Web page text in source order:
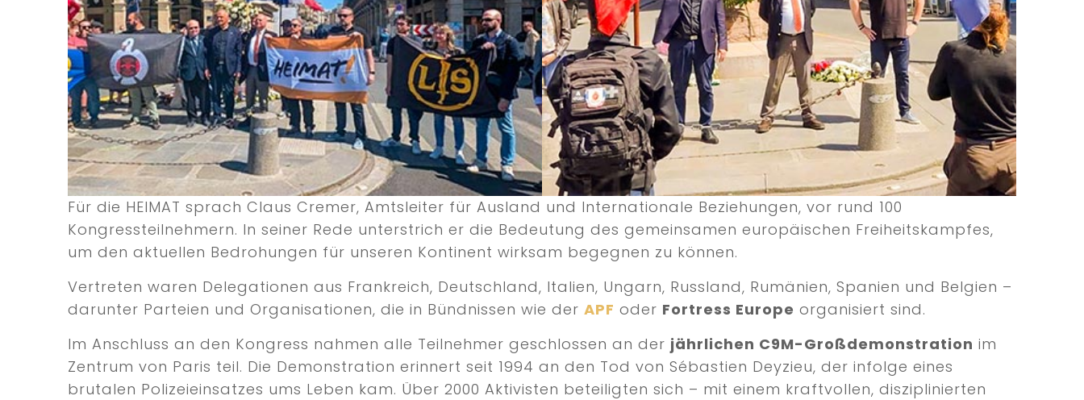
Für die HEIMAT sprach Claus Cremer, Amtsleiter für Ausland und Internationale Beziehungen, vor rund 100
Kongressteilnehmern. In seiner Rede unterstrich er die Bedeutung des gemeinsamen europäischen Freiheitskampfes,
um den aktuellen Bedrohungen für unseren Kontinent wirksam begegnen zu können.
Vertreten waren Delegationen aus Frankreich, Deutschland, Italien, Ungarn, Russland, Rumänien, Spanien und Belgien –
darunter Parteien und Organisationen, die in Bündnissen wie der APF oder Fortress Europe organisiert sind.
Im Anschluss an den Kongress nahmen alle Teilnehmer geschlossen an der jährlichen C9M-Großdemonstration im
Zentrum von Paris teil. Die Demonstration erinnert seit 1994 an den Tod von Sébastien Deyzieu, der infolge eines
brutalen Polizeieinsatzes ums Leben kam. Über 2000 Aktivisten beteiligten sich – mit einem kraftvollen, disziplinierten